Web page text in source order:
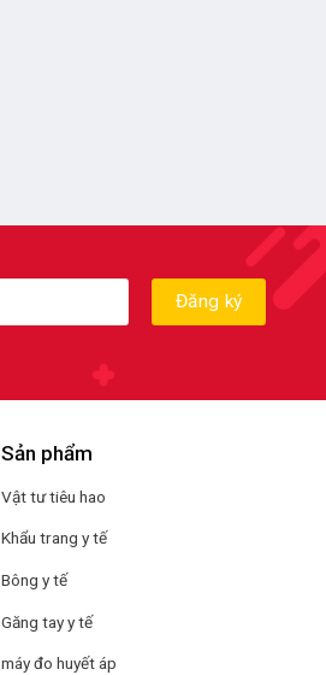
Sản phẩm
Vật tư tiêu hao
Khẩu trang y tế
Bông y tế
Găng tay y tế
máy đo huyết áp